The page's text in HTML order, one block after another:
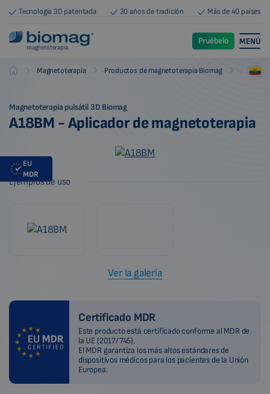
Tecnología 3D patentada 30 años de tradición Más de 40 países
magnetoterapia
Pruébelo MENÚ
Biomag Magnetoterapia Productos de magnetoterapia Biomag
Magnetoterapia pulsátil 3D Biomag
A18BM - Aplicador de magnetoterapia
EU
MDR
Ejemplos de uso
Ver la galería
Certificado MDR
Este producto está certificado conforme al MDR de
la UE (2017/745).
El MDR garantiza los más altos estándares de
dispositivos médicos para los pacientes de la Unión
Europea.